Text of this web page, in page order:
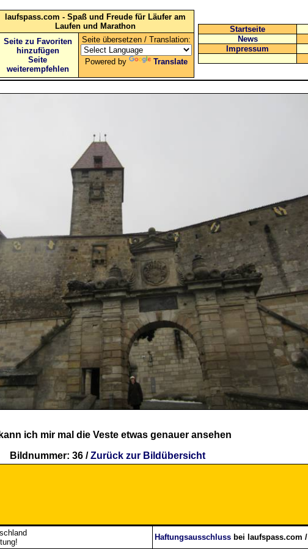
laufspass.com - Spaß und Freude für Läufer am
Laufen und Marathon
Seite zu Favoriten
hinzufügen
Seite
weiterempfehlen
Seite übersetzen / Translation:
Powered by Translate
Startseite
News
Impressum
ich mir mal die Veste etwas genauer ansehen
Bildnummer: 36 /Zurück zur Bildübersicht
!
Haftungsausschluss bei laufspass.com /